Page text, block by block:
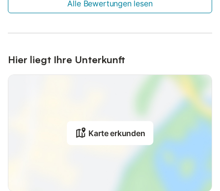
Alle Bewertungen lesen
Hier liegt Ihre Unterkunft
Karte erkunden